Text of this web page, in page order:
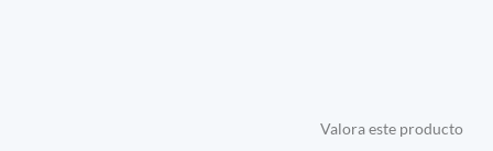
Valora este producto